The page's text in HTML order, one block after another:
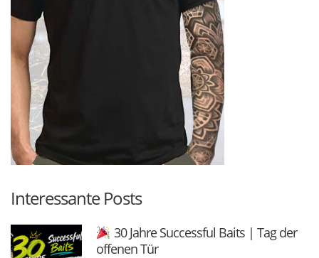
Interessante Posts
30 Jahre Successful Baits | Tag der
offenen Tür